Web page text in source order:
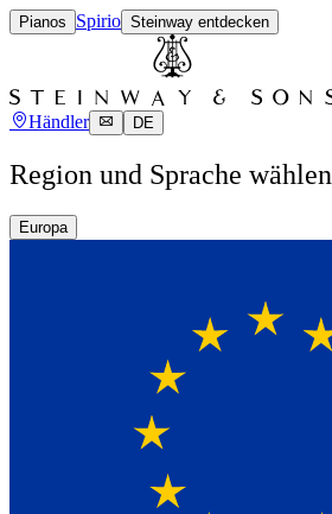
Pianos Spirio Steinway entdecken
Händler DE
Region und Sprache wählen
Europa